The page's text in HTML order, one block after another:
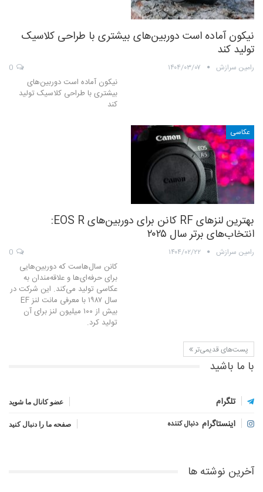
نیکون آماده است دوربین‌های بیشتری با طراحی کلاسیک
تولید کند
رامین سرازش ۱۴۰۴/۰۳/۰۷
نیکون آماده است دوربین‌های
بیشتری با طراحی کلاسیک تولید
کند
عکاسی
بهترین لنزهای RF کانن برای دوربین‌های EOS R:
انتخاب‌های برتر سال ۲۰۲۵
رامین سرازش ۱۴۰۴/۰۲/۲۲
کانن سال‌هاست که دوربین‌هایی
برای حرفه‌ای‌ها و علاقه‌مندان به
عکاسی تولید می‌کند. این شرکت در
سال ۱۹۸۷ با معرفی مانت لنز EF
بیش از ۱۰۰ میلیون لنز برای آن
تولید کرد.
پست‌های قدیمی‌تر
با ما باشید
تلگرام عضو کانال ما شوید
اینستاگرام دنبال کننده صفحه ما را دنبال کنید
آخرین نوشته ها